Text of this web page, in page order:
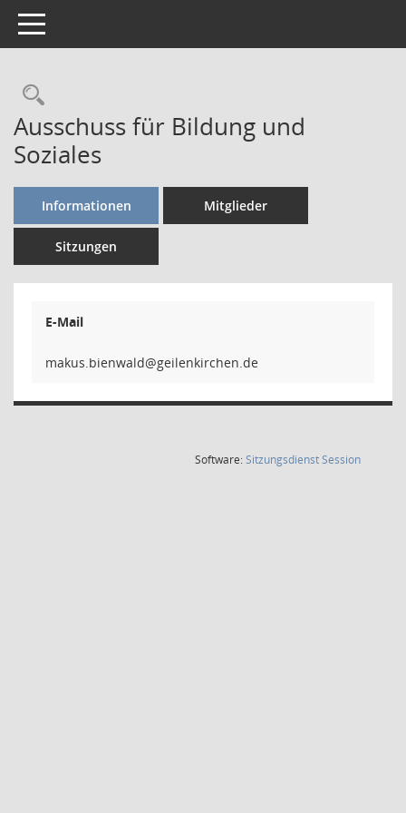
Toggle navigation
Rechercheauswahl
Ausschuss für Bildung und
Soziales
Informationen Mitglieder
Sitzungen
E-Mail
dlawnei
Software:SitzungsdienstSession(Wird in